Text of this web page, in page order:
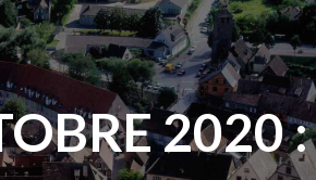
2020 :